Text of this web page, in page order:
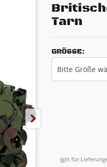
Tarn
GRÖSSE:
Bitte Größe
(gilt für